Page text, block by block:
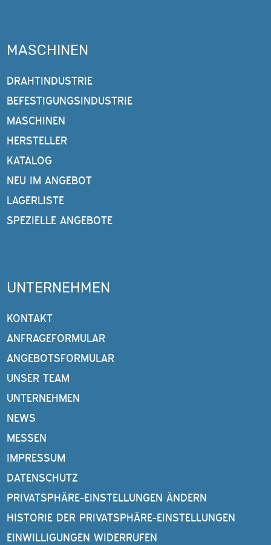
MASCHINEN
DRAHTINDUSTRIE
BEFESTIGUNGSINDUSTRIE
MASCHINEN
HERSTELLER
KATALOG
NEU IM ANGEBOT
LAGERLISTE
SPEZIELLE ANGEBOTE
UNTERNEHMEN
KONTAKT
ANFRAGEFORMULAR
ANGEBOTSFORMULAR
UNSER TEAM
UNTERNEHMEN
NEWS
MESSEN
IMPRESSUM
DATENSCHUTZ
PRIVATSPHÄRE-EINSTELLUNGEN ÄNDERN
HISTORIE DER PRIVATSPHÄRE-EINSTELLUNGEN
EINWILLIGUNGEN WIDERRUFEN